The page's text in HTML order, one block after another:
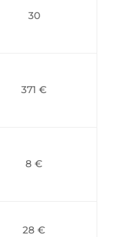
30
371 €
8 €
28 €